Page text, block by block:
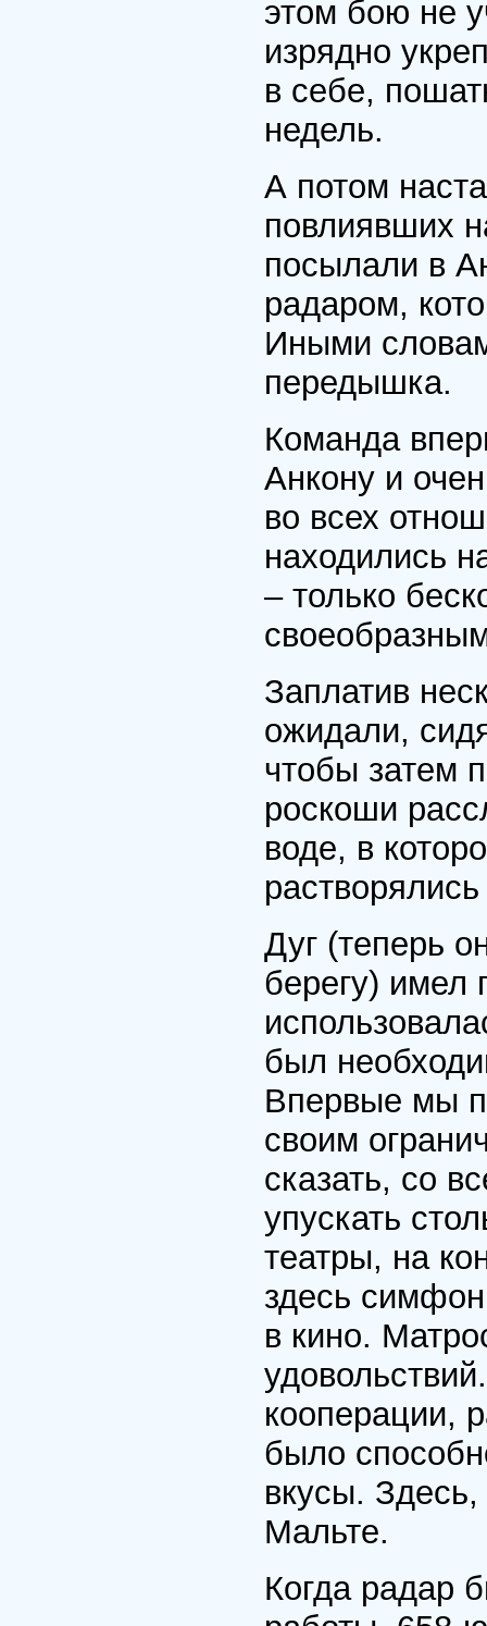
этом бою не
изрядно
в себе,
недель.
А потом
повлиявших
посылали в
радаром,
Иными
передышка.
Команда
Анкону и
во всех
находились
– только
Заплатив
ожидали,
чтобы затем
роскоши
воде, в
Дуг (теперь
берегу) имел
был
Впервые мы
своим
сказать, со
упускать
театры, на
здесь
в кино.
кооперации,
было
вкусы.
Мальте.
Когда радар